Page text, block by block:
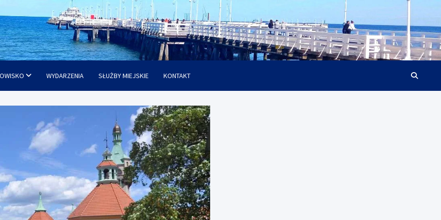
WYDARZENIA SŁUŻBY MIEJSKIE KONTAKT